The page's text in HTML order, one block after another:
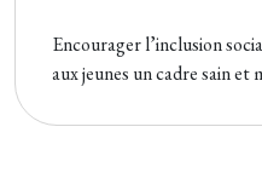
Encourager l’inclusion
aux jeunes un cadre sain et